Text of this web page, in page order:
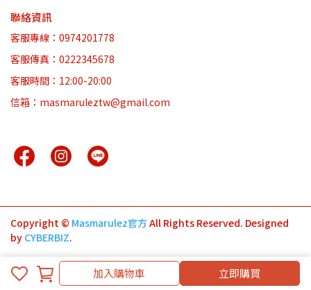
加入購物車 立即購買
聯絡資訊
客服專線：0974201778
客服傳真：0222345678
客服時間：12:00-20:00
信箱：masmaruleztw@gmail.com
Copyright © Masmarulez官方All Rights Reserved. Designed
by CYBERBIZ.